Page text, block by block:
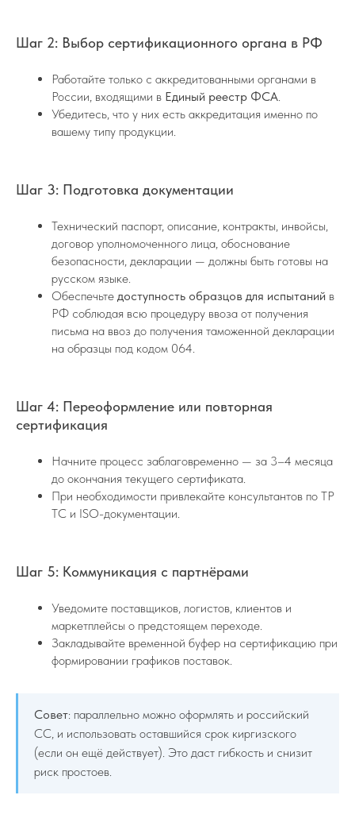
Шаг 2: Выбор сертификационного органа в РФ
Работайте только с аккредитованными органами в
России, входящими в Единый реестр ФСА.
Убедитесь, что у них есть аккредитация именно по
вашему типу продукции.
Шаг 3: Подготовка документации
Технический паспорт, описание, контракты, инвойсы,
договор уполномоченного лица, обоснование
безопасности, декларации — должны быть готовы на
русском языке.
Обеспечьте доступность образцов для испытаний в
РФ соблюдая всю процедуру ввоза от получения
письма на ввоз до получения таможенной декларации
на образцы под кодом 064.
Шаг 4: Переоформление или повторная
сертификация
Начните процесс заблаговременно — за 3–4 месяца
до окончания текущего сертификата.
При необходимости привлекайте консультантов по ТР
ТС и ISO-документации.
Шаг 5: Коммуникация с партнёрами
Уведомите поставщиков, логистов, клиентов и
маркетплейсы о предстоящем переходе.
Закладывайте временной буфер на сертификацию при
формировании графиков поставок.
Совет: параллельно можно оформлять и российский
СС, и использовать оставшийся срок киргизского
(если он ещё действует). Это даст гибкость и снизит
риск простоев.